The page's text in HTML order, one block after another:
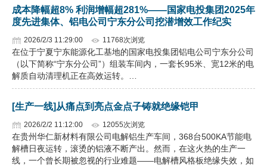
成本降幅超8% 利润增幅超281%——国家电投集团2025年
度先进集体、铝电公司宁东分公司挖潜增效工作纪实
2026/2/3 11:29:00 11768次浏览
在位于宁夏宁东能源化工基地的国家电投集团铝电公司宁东分公司
（以下简称“宁东分公司”）组装车间内，一套长95米、宽12米的电
解质自动清理机正在高效运转。…
[生产一线]从痛点到亮点金点子铸就绝缘铠甲
2026/2/2 11:12:00 12055次浏览
在贵州华仁新材料有限公司电解铝生产车间，368台500KA节能电
解槽日夜运转，滚烫的铝液不断产出。然而，在这火热的生产一
线，一个曾长期被忽视的行业难题——电解槽风格板绝缘失效，如